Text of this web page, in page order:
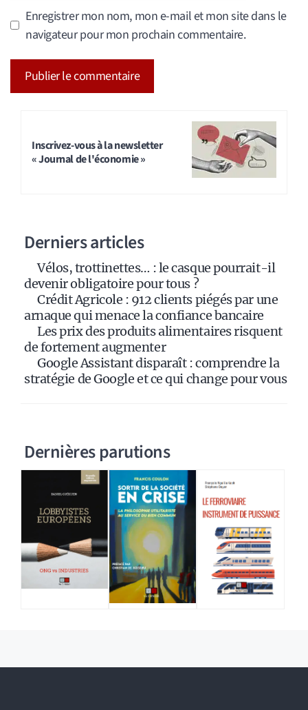
Enregistrer mon nom, mon e-mail et mon site dans le
navigateur pour mon prochain commentaire.
Inscrivez-vous à la newsletter
« Journal de l'économie »
Derniers articles
Vélos, trottinettes… : le casque pourrait-il
devenir obligatoire pour tous ?
Crédit Agricole : 912 clients piégés par une
arnaque qui menace la confiance bancaire
Les prix des produits alimentaires risquent
de fortement augmenter
Google Assistant disparaît : comprendre la
stratégie de Google et ce qui change pour vous
Dernières parutions